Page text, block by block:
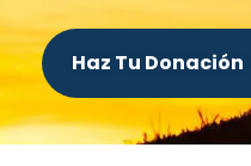
Haz Tu Donación